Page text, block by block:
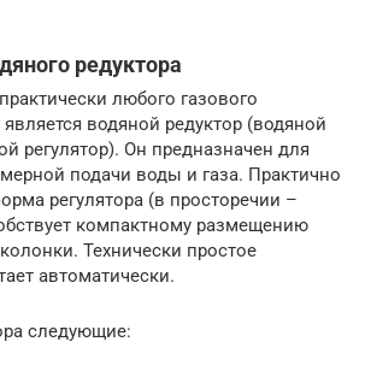
редуктора
любого газового
водяной редуктор (водяной
регулятор). Он предназначен для
подачи воды и газа. Практично
регулятора (в просторечии –
компактному размещению
Технически простое
автоматически.
следующие: